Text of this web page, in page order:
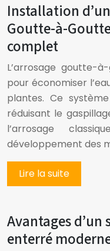
Installation
Goutte-à-
complet
L’arrosage goutte-
pour économiser
plantes. Ce
réduisant le
l’arrosage
développement des
Lire la suite
Avantages
enterré